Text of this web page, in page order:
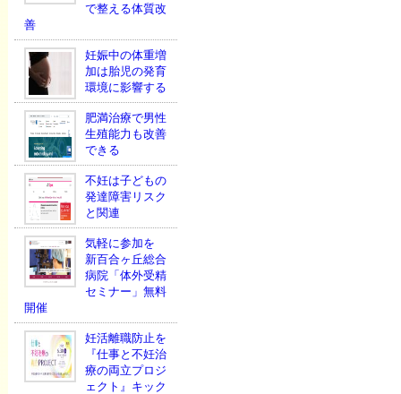
で整える体質改
善
妊娠中の体重増
加は胎児の発育
環境に影響する
肥満治療で男性
生殖能力も改善
できる
不妊は子どもの
発達障害リスク
と関連
気軽に参加を
新百合ヶ丘総合
病院「体外受精
セミナー」無料
開催
妊活離職防止を
『仕事と不妊治
療の両立プロジ
ェクト』キック